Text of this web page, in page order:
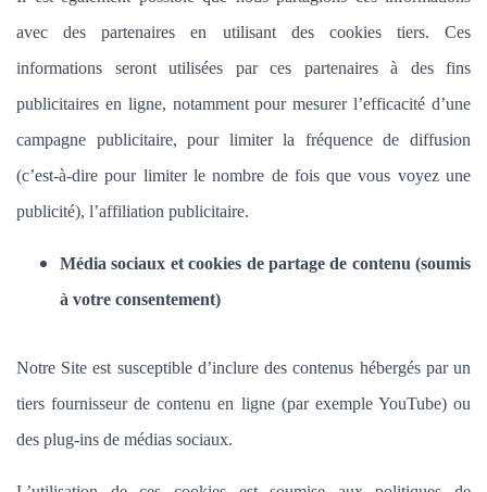
avec des partenaires en utilisant des cookies tiers. Ces
informations seront utilisées par ces partenaires à des fins
publicitaires en ligne, notamment pour mesurer l’efficacité d’une
campagne publicitaire, pour limiter la fréquence de diffusion
(c’est-à-dire pour limiter le nombre de fois que vous voyez une
publicité), l’affiliation publicitaire.
Média sociaux et cookies de partage de contenu (soumis
à votre consentement)
Notre Site est susceptible d’inclure des contenus hébergés par un
tiers fournisseur de contenu en ligne (par exemple YouTube) ou
des plug-ins de médias sociaux.